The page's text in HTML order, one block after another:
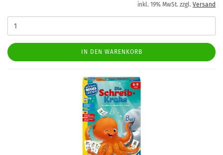
inkl. 19% MwSt. zzgl. Versand
IN DEN WARENKORB